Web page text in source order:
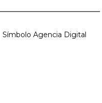
Símbolo Agencia Digital